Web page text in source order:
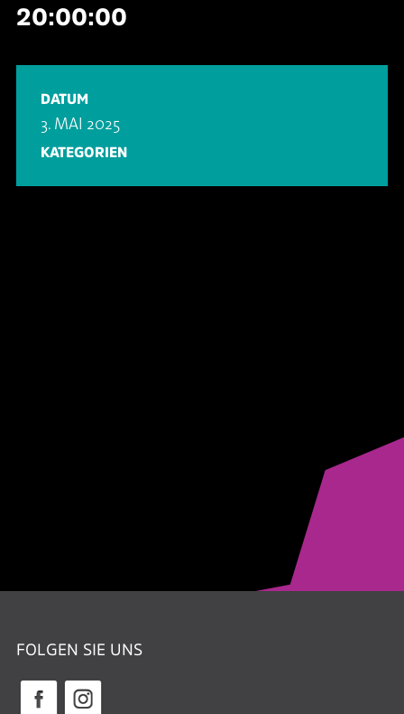
20:00:00
DATUM
3. MAI 2025
KATEGORIEN
FOLGEN SIE UNS